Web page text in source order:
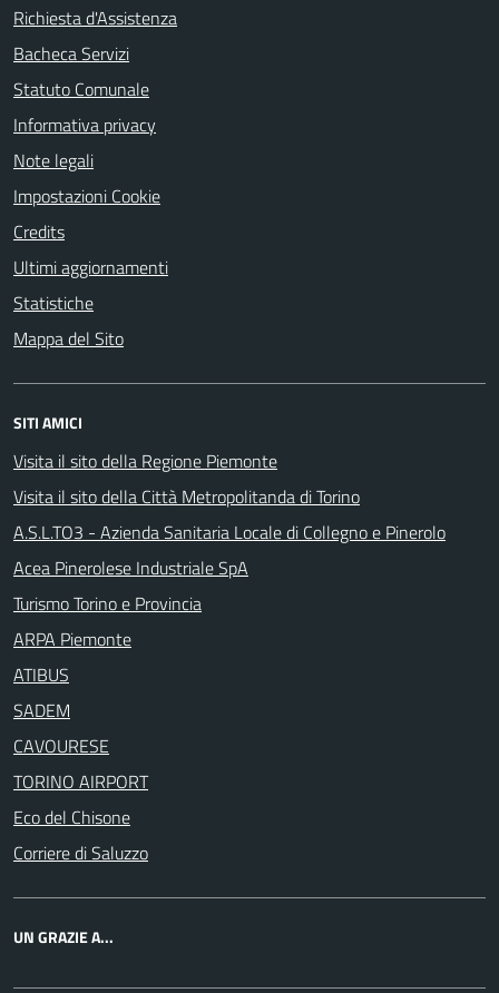
Richiesta d'Assistenza
Bacheca Servizi
Statuto Comunale
Informativa privacy
Note legali
Impostazioni Cookie
Credits
Ultimi aggiornamenti
Statistiche
Mappa del Sito
SITI AMICI
Visita il sito della Regione Piemonte
Visita il sito della Città Metropolitanda di Torino
A.S.L.TO3 - Azienda Sanitaria Locale di Collegno e Pinerolo
Acea Pinerolese Industriale SpA
Turismo Torino e Provincia
ARPA Piemonte
ATIBUS
SADEM
CAVOURESE
TORINO AIRPORT
Eco del Chisone
Corriere di Saluzzo
UN GRAZIE A...